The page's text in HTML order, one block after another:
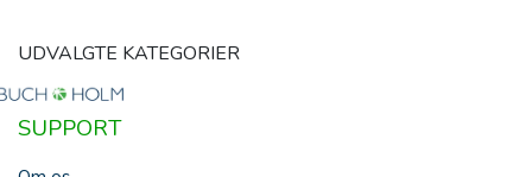
UDVALGTE KATEGORIER
SUPPORT